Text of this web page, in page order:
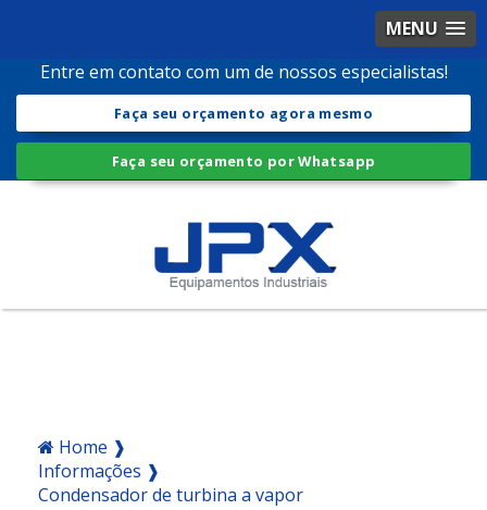
MENU
Entre em contato com um de nossos especialistas!
Faça seu orçamento agora mesmo
Faça seu orçamento por Whatsapp
Home ❱
Informações ❱
Condensador de turbina a vapor